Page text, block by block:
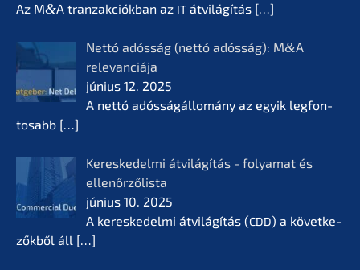
Az M&A tranzak­ciók­ban az IT átvilá­gí­tás […]
Nettó adósság (nettó adósság): M&A
relevan­ciá­ja
június 12. 2025
A nettó adóssá­gál­lomá­ny az egyik legfon­
tosabb […]
Keres­ke­del­mi átvilá­gí­tás - folyamat és
ellenőr­ző­lis­ta
június 10. 2025
A keres­ke­del­mi átvilá­gí­tás (CDD) a követ­ke­
zők­ből áll […]